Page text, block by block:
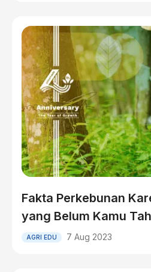
Fakta Perkebunan
yang Belum Kamu
AGRI EDU 7 Aug 2023